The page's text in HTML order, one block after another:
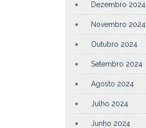
Dezembro 2024
Novembro 2024
Outubro 2024
Setembro 2024
Agosto 2024
Julho 2024
Junho 2024